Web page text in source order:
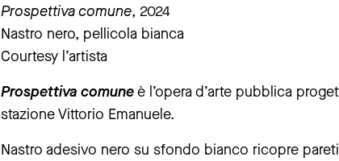
Prospettiva comune, 2024
Nastro nero, pellicola bianca
Courtesy l’artista
Prospettiva comuneè l’opera d’arte pubblica
stazione Vittorio Emanuele.
Nastro adesivo nero su sfondo bianco ricopre